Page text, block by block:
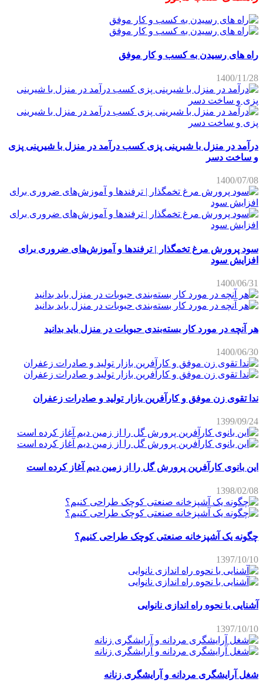
راه های رسیدن به کسب و کار موفق
1400/11/28
درآمد در منزل با شیرینی پزی کسب درآمد در منزل با شیرینی پزی
و ساخت دسر
1400/07/08
سود پرورش مرغ تخمگذار | ترفندها و آموزش‌های ضروری برای
افزایش سود
1400/06/31
هر آنچه در مورد کار بسته‌بندی حبوبات در منزل باید بدانید
1400/06/30
ندا تقوی زن موفق و کارآفرین بازار تولید و صادرات زعفران
1399/09/24
این بانوی کارآفرین پرورش گل را از زمین دیم آغاز کرده است
1398/02/08
چگونه یک آشپزخانه صنعتی کوچک طراحی کنیم؟
1397/10/10
آشنایی با نحوه راه اندازی نانوایی
1397/10/10
شغل آرایشگری مردانه و آرایشگری زنانه